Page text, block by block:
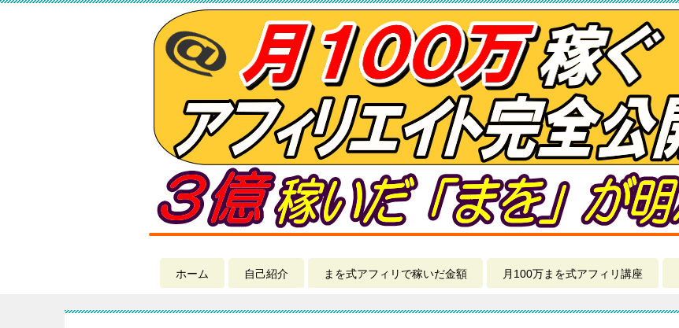
ホーム 自己紹介 まを式アフィリで稼いだ金額 月100万まを式アフィリ講座